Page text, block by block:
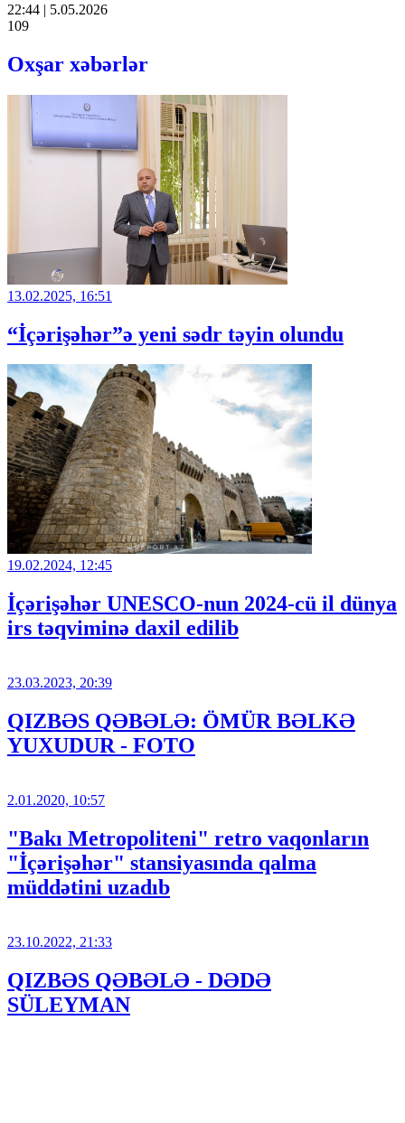
22:44 | 5.05.2026
109
Oxşar xəbərlər
13.02.2025, 16:51
“İçərişəhər”ə yeni sədr təyin olundu
19.02.2024, 12:45
İçərişəhər UNESCO-nun 2024-cü il dünya
irs təqviminə daxil edilib
23.03.2023, 20:39
QIZBƏS QƏBƏLƏ: ÖMÜR BƏLKƏ
YUXUDUR - FOTO
2.01.2020, 10:57
"Bakı Metropoliteni" retro vaqonların
"İçərişəhər" stansiyasında qalma
müddətini uzadıb
23.10.2022, 21:33
QIZBƏS QƏBƏLƏ - DƏDƏ
SÜLEYMAN